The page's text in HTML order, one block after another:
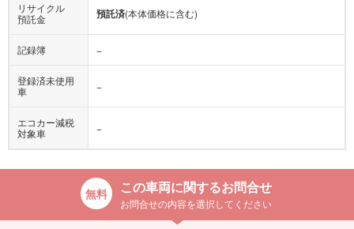
リサイクル
預託金
預託済(本体価格に含む)
記録簿 −
登録済未使用
車
−
エコカー減税
対象車
−
この車両に関するお問合せ
お問合せの内容を選択してください